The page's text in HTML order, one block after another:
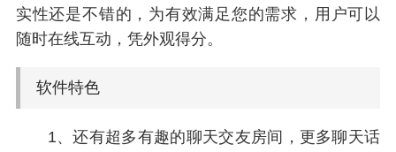
实性还是不错的，为有效满足您的需求，用户可以
随时在线互动，凭外观得分。
软件特色
1、还有超多有趣的聊天交友房间，更多聊天话